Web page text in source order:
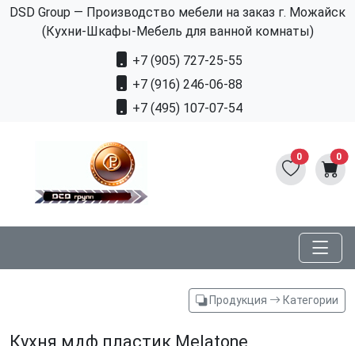
DSD Group — Производство мебели на заказ г. Можайск
(Кухни-Шкафы-Мебель для ванной комнаты)
+7 (905) 727-25-55
+7 (916) 246-06-88
+7 (495) 107-07-54
0 0
Продукция Категории
Кухня мдф пластик Melatone